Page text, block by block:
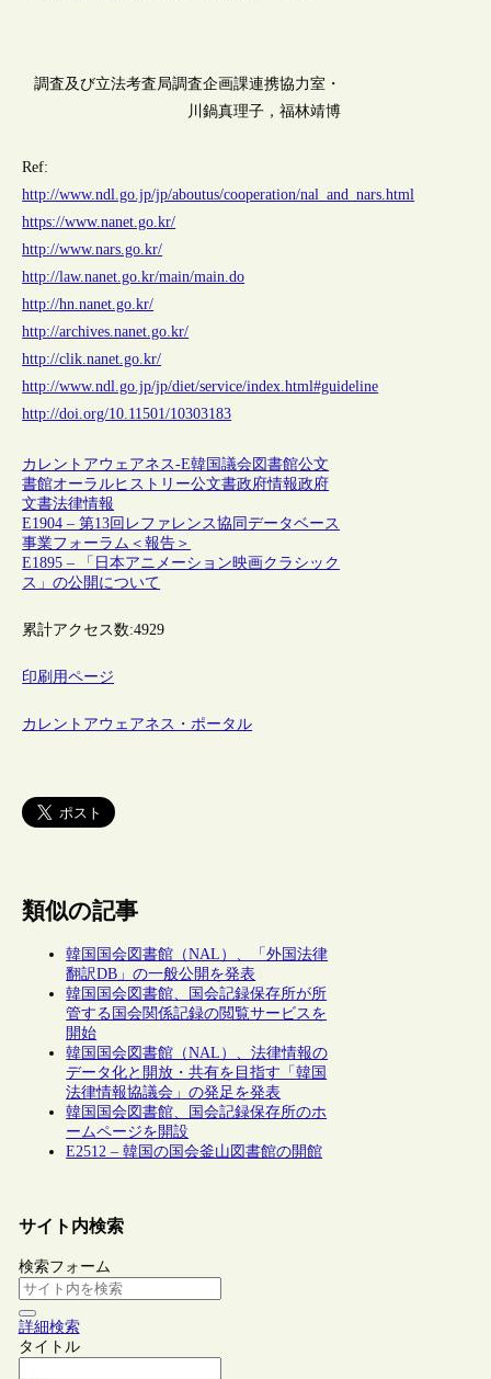
調査及び立法考査局調査企画課連携協力室・
川鍋真理子，福林靖博
Ref:
http://www.ndl.go.jp/jp/aboutus/cooperation/nal_and_nars.html
https://www.nanet.go.kr/
http://www.nars.go.kr/
http://law.nanet.go.kr/main/main.do
http://hn.nanet.go.kr/
http://archives.nanet.go.kr/
http://clik.nanet.go.kr/
http://www.ndl.go.jp/jp/diet/service/index.html#guideline
http://doi.org/10.11501/10303183
カレントアウェアネス-E韓国議会図書館公文
書館オーラルヒストリー公文書政府情報政府
文書法律情報
E1904 – 第13回レファレンス協同データベース
事業フォーラム＜報告＞
E1895 – 「日本アニメーション映画クラシック
ス」の公開について
累計アクセス数:4929
印刷用ページ
カレントアウェアネス・ポータル
類似の記事
韓国国会図書館（NAL）、「外国法律
翻訳DB」の一般公開を発表
韓国国会図書館、国会記録保存所が所
管する国会関係記録の閲覧サービスを
開始
韓国国会図書館（NAL）、法律情報の
データ化と開放・共有を目指す「韓国
法律情報協議会」の発足を発表
韓国国会図書館、国会記録保存所のホ
ームページを開設
E2512 – 韓国の国会釜山図書館の開館
サイト内検索
検索フォーム
詳細検索
タイトル